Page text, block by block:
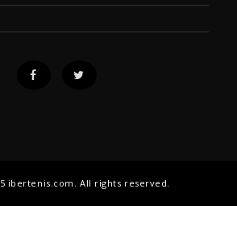
ibertenis.com. All rights reserved.